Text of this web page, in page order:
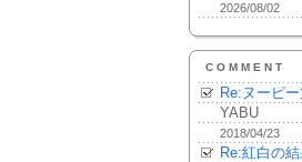
2026/08/02
COMMENT
Re:ヌーピー
YABU
2018/04/23
Re:紅白の